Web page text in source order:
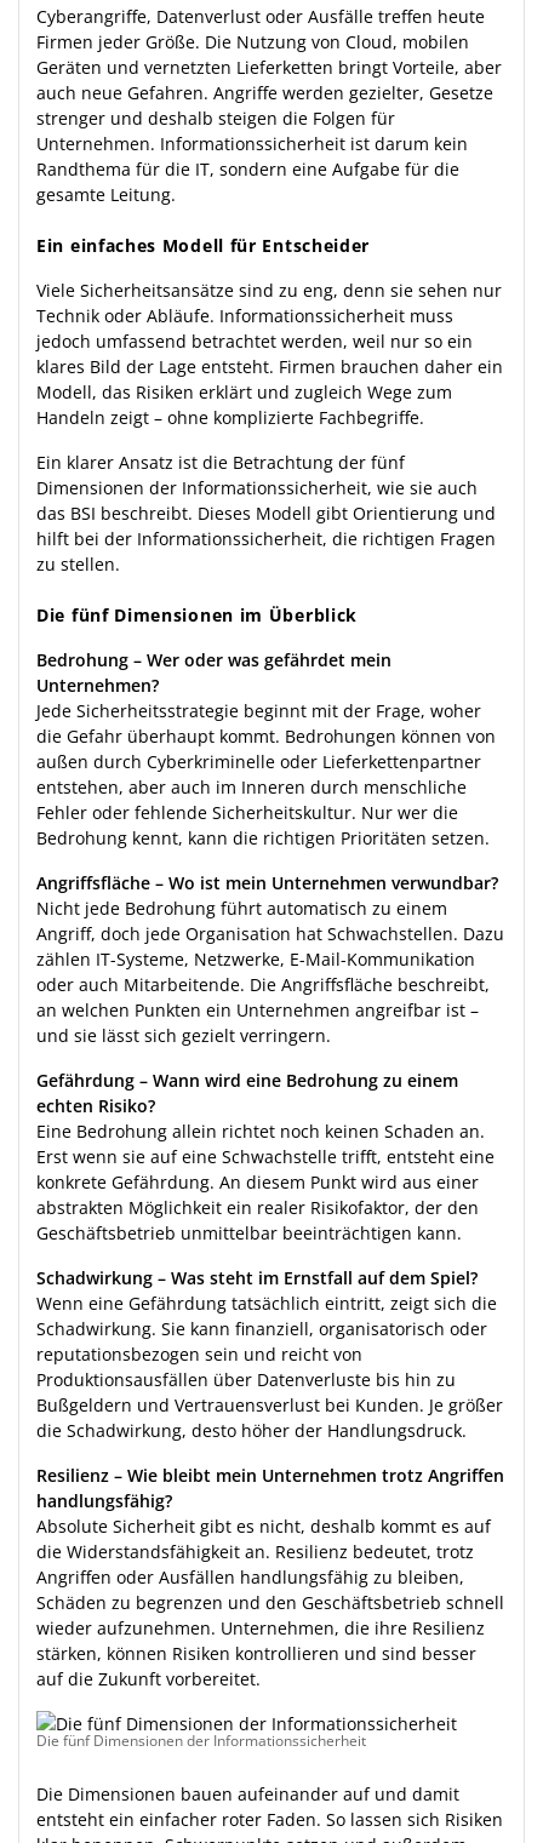
Cyberangriffe, Datenverlust oder Ausfälle treffen heute
Firmen jeder Größe. Die Nutzung von Cloud, mobilen
Geräten und vernetzten Lieferketten bringt Vorteile, aber
auch neue Gefahren. Angriffe werden gezielter, Gesetze
strenger und deshalb steigen die Folgen für
Unternehmen. Informationssicherheit ist darum kein
Randthema für die IT, sondern eine Aufgabe für die
gesamte Leitung.
Ein einfaches Modell für Entscheider
Viele Sicherheitsansätze sind zu eng, denn sie sehen nur
Technik oder Abläufe. Informationssicherheit muss
jedoch umfassend betrachtet werden, weil nur so ein
klares Bild der Lage entsteht. Firmen brauchen daher ein
Modell, das Risiken erklärt und zugleich Wege zum
Handeln zeigt – ohne komplizierte Fachbegriffe.
Ein klarer Ansatz ist die Betrachtung der fünf
Dimensionen der Informationssicherheit, wie sie auch
das BSI beschreibt. Dieses Modell gibt Orientierung und
hilft bei der Informationssicherheit, die richtigen Fragen
zu stellen.
Die fünf Dimensionen im Überblick
Bedrohung – Wer oder was gefährdet mein
Unternehmen?
Jede Sicherheitsstrategie beginnt mit der Frage, woher
die Gefahr überhaupt kommt. Bedrohungen können von
außen durch Cyberkriminelle oder Lieferkettenpartner
entstehen, aber auch im Inneren durch menschliche
Fehler oder fehlende Sicherheitskultur. Nur wer die
Bedrohung kennt, kann die richtigen Prioritäten setzen.
Angriffsfläche – Wo ist mein Unternehmen verwundbar?
Nicht jede Bedrohung führt automatisch zu einem
Angriff, doch jede Organisation hat Schwachstellen. Dazu
zählen IT-Systeme, Netzwerke, E-Mail-Kommunikation
oder auch Mitarbeitende. Die Angriffsfläche beschreibt,
an welchen Punkten ein Unternehmen angreifbar ist –
und sie lässt sich gezielt verringern.
Gefährdung – Wann wird eine Bedrohung zu einem
echten Risiko?
Eine Bedrohung allein richtet noch keinen Schaden an.
Erst wenn sie auf eine Schwachstelle trifft, entsteht eine
konkrete Gefährdung. An diesem Punkt wird aus einer
abstrakten Möglichkeit ein realer Risikofaktor, der den
Geschäftsbetrieb unmittelbar beeinträchtigen kann.
Schadwirkung – Was steht im Ernstfall auf dem Spiel?
Wenn eine Gefährdung tatsächlich eintritt, zeigt sich die
Schadwirkung. Sie kann finanziell, organisatorisch oder
reputationsbezogen sein und reicht von
Produktionsausfällen über Datenverluste bis hin zu
Bußgeldern und Vertrauensverlust bei Kunden. Je größer
die Schadwirkung, desto höher der Handlungsdruck.
Resilienz – Wie bleibt mein Unternehmen trotz Angriffen
handlungsfähig?
Absolute Sicherheit gibt es nicht, deshalb kommt es auf
die Widerstandsfähigkeit an. Resilienz bedeutet, trotz
Angriffen oder Ausfällen handlungsfähig zu bleiben,
Schäden zu begrenzen und den Geschäftsbetrieb schnell
wieder aufzunehmen. Unternehmen, die ihre Resilienz
stärken, können Risiken kontrollieren und sind besser
auf die Zukunft vorbereitet.
Die fünf Dimensionen der Informationssicherheit
Die Dimensionen bauen aufeinander auf und damit
entsteht ein einfacher roter Faden. So lassen sich Risiken